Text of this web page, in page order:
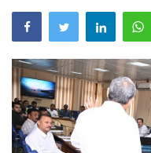
Himachal
Sports
Gallery